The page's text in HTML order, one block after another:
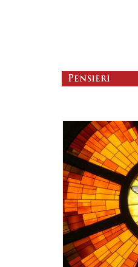
Pensieri